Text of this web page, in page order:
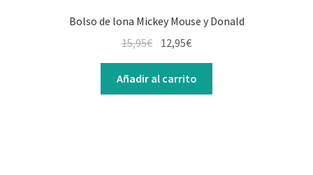
Bolso de lona Mickey Mouse y Donald
15,95€ 12,95€
Añadir al carrito